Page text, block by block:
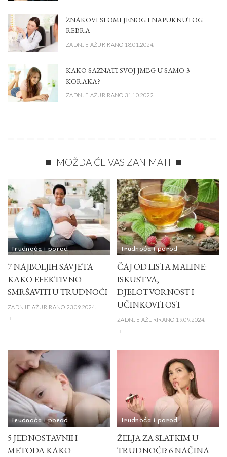
ZNAKOVI SLOMLJENOG I NAPUKNUTOG
REBRA
ZADNJE AŽURIRANO 18.01.2024.
KAKO SAZNATI SVOJ JMBG U SAMO 3
KORAKA?
ZADNJE AŽURIRANO 31.10.2022.
MOŽDA ĆE VAS ZANIMATI
Trudnoća i porod
7 NAJBOLJIH SAVJETA
KAKO EFEKTIVNO
SMRŠAVITI U TRUDNOĆI
ZADNJE AŽURIRANO 23.09.2024.
Trudnoća i porod
ČAJ OD LISTA MALINE:
ISKUSTVA,
DJELOTVORNOST I
UČINKOVITOST
ZADNJE AŽURIRANO 19.09.2024.
Trudnoća i porod
5 JEDNOSTAVNIH
METODA KAKO
Trudnoća i porod
ŽELJA ZA SLATKIM U
TRUDNOĆI? 6 NAČINA